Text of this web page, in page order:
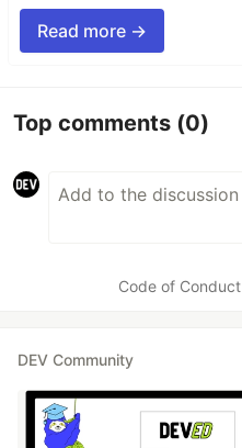
Read more →
Top comments (0)
Code of Conduct
DEV Community